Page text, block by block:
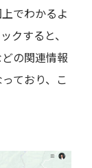
でわかるよ
クすると、
の関連情報
ており、こ